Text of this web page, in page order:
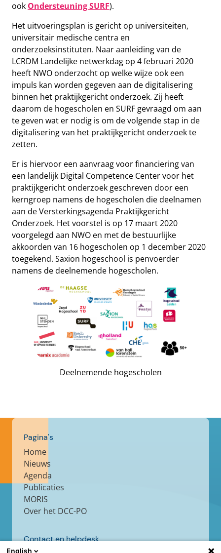
ook Ondersteuning SURF).
Het uitvoeringsplan is gericht op universiteiten,
universitair medische centra en
onderzoeksinstituten. Naar aanleiding van de
LCRDM Landelijke netwerkdag op 4 februari 2020
heeft NWO onderzocht op welke wijze ook een
impuls kan worden gegeven aan de digitalisering
binnen het praktijkgericht onderzoek. Zij heeft
daarom de hogescholen en SURF gevraagd om aan
te geven wat er nodig is om de volgende stap in de
digitalisering van het praktijkgericht onderzoek te
zetten.
Er is hiervoor een aanvraag voor financiering van
een landelijk Digital Competence Center voor het
praktijkgericht onderzoek geschreven door een
kerngroep namens de hogescholen die deelnamen
aan de Versterkingsagenda Praktijkgericht
Onderzoek. Het voorstel is op 17 maart 2020
voorgelegd aan NWO en met de bestuurlijke
akkoorden van 16 hogescholen op 1 december 2020
toegekend. Saxion hogeschool is penvoerder
namens de deelnemende hogescholen.
Deelnemende hogescholen
Pagina's
Home
Nieuws
Agenda
Publicaties
MORIS
Over het DCC-PO
Contact en helpdesk
English